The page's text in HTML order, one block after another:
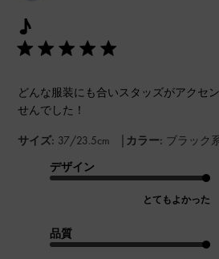
♪
どんな服装にも合いスタッズがアクセ
せんでした！
サイズ: 37/23.5cm | カラー: ブラック
デザイン
とてもよかった
品質